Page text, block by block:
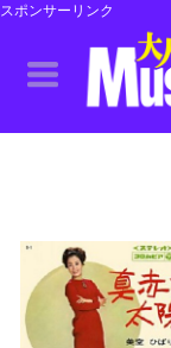
スポンサーリンク